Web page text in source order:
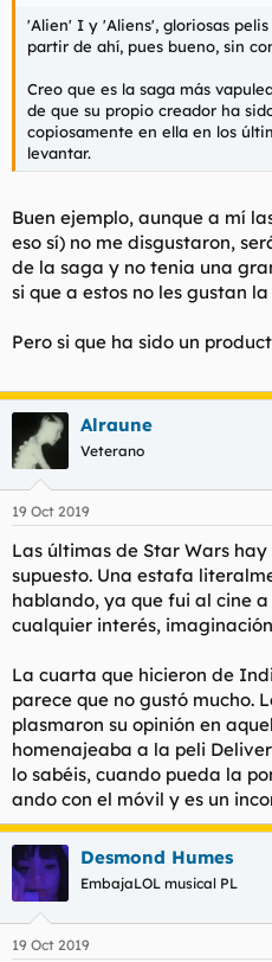
'Alien' I y 'Aliens', gloriosas
partir de ahí, pues bueno, sin
Creo que es la saga más
de que su propio creador ha
copiosamente en ella en los
levantar.
Buen ejemplo, aunque a mí
eso sí) no me disgustaron,
de la saga y no tenia una
si que a estos no les gustan
Pero si que ha sido un
Alraune
Veterano
19 Oct 2019
Las últimas de Star Wars
supuesto. Una estafa
hablando, ya que fui al cine
cualquier interés,
La cuarta que hicieron de
parece que no gustó mucho.
plasmaron su opinión en
homenajeaba a la peli
lo sabéis, cuando pueda la
ando con el móvil y es un
Desmond Humes
EmbajaLOL musical PL
19 Oct 2019